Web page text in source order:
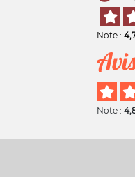
Note :
Note :